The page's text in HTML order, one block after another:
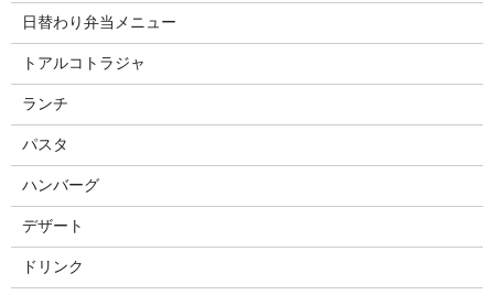
日替わり弁当メニュー
トアルコトラジャ
ランチ
パスタ
ハンバーグ
デザート
ドリンク